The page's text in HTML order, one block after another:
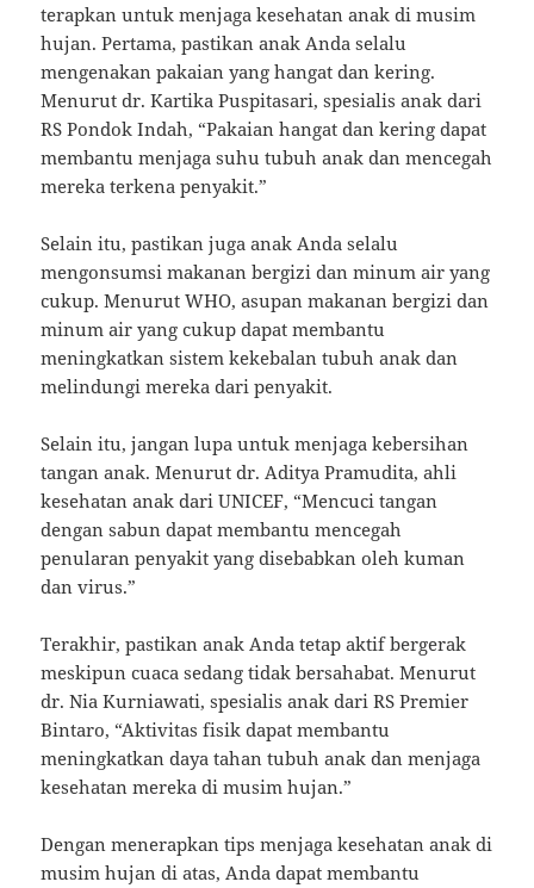
terapkan untuk menjaga kesehatan anak di musim
hujan. Pertama, pastikan anak Anda selalu
mengenakan pakaian yang hangat dan kering.
Menurut dr. Kartika Puspitasari, spesialis anak dari
RS Pondok Indah, “Pakaian hangat dan kering dapat
membantu menjaga suhu tubuh anak dan mencegah
mereka terkena penyakit.”
Selain itu, pastikan juga anak Anda selalu
mengonsumsi makanan bergizi dan minum air yang
cukup. Menurut WHO, asupan makanan bergizi dan
minum air yang cukup dapat membantu
meningkatkan sistem kekebalan tubuh anak dan
melindungi mereka dari penyakit.
Selain itu, jangan lupa untuk menjaga kebersihan
tangan anak. Menurut dr. Aditya Pramudita, ahli
kesehatan anak dari UNICEF, “Mencuci tangan
dengan sabun dapat membantu mencegah
penularan penyakit yang disebabkan oleh kuman
dan virus.”
Terakhir, pastikan anak Anda tetap aktif bergerak
meskipun cuaca sedang tidak bersahabat. Menurut
dr. Nia Kurniawati, spesialis anak dari RS Premier
Bintaro, “Aktivitas fisik dapat membantu
meningkatkan daya tahan tubuh anak dan menjaga
kesehatan mereka di musim hujan.”
Dengan menerapkan tips menjaga kesehatan anak di
musim hujan di atas, Anda dapat membantu